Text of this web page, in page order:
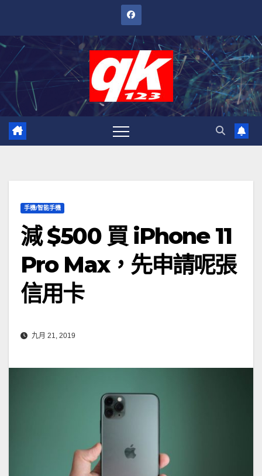
內
手機/智能手機
減 $500 買 iPhone 11
Pro Max，先申請呢張
信用卡
九月 21, 2019